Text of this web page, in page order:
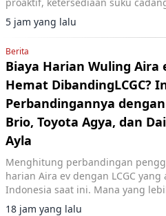
jaringan layanan, hingga
teknologi.
5 jam yang lalu
Berita
Biaya Harian Wuling Aira
Hemat DibandingLCGC?
Perbandingannya
Brio, Toyota Agya, dan
Ayla
Menghitung perbandingan
harian Aira ev dengan LCGC yang
Indonesia saat ini. Mana yang
18 jam yang lalu